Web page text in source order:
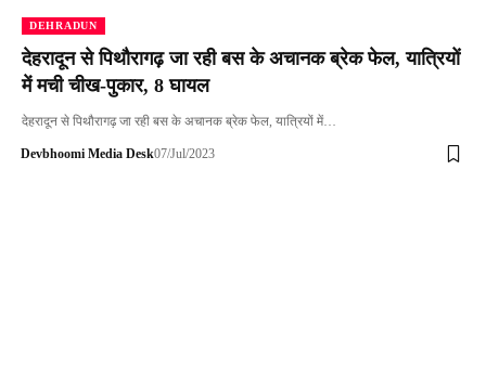
DEHRADUN
देहरादून से पिथौरागढ़ जा रही बस के अचानक ब्रेक फेल, यात्रियों
में मची चीख-पुकार, 8 घायल
देहरादून से पिथौरागढ़ जा रही बस के अचानक ब्रेक फेल, यात्रियों में…
Devbhoomi Media Desk07/Jul/2023